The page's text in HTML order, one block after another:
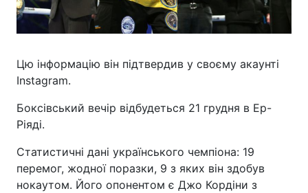
Цю інформацію він підтвердив у своєму акаунті
Instagram.
Боксівський вечір відбудеться 21 грудня в Ер-
Ріяді.
Статистичні дані українського чемпіона: 19
перемог, жодної поразки, 9 з яких він здобув
нокаутом. Його опонентом є Джо Кордіни з